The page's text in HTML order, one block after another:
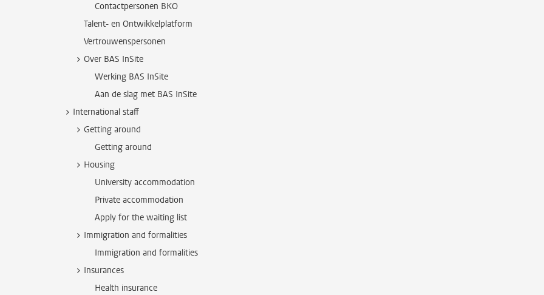
Contactpersonen BKO
Talent- en Ontwikkelplatform
Vertrouwenspersonen
Over BAS InSite
Werking BAS InSite
Aan de slag met BAS InSite
International staff
Getting around
Getting around
Housing
University accommodation
Private accommodation
Apply for the waiting list
Immigration and formalities
Immigration and formalities
Insurances
Health insurance